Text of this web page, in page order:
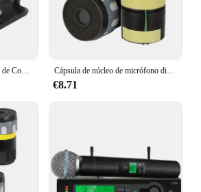
The beta58 is not just a
statement of commitment to
a testament to the enduring
2 uds micrófono interruptor de Control inalámbrico cubierta de bisel Shell para PGX2 SLX2 BETA58 SM58 PG58 transmisor de mano, PGX2 Cápsula de núcleo de micrófono dinámico para BETA58, reemplazo de cápsula de micrófono inalámbrico, 2 piezas
€8.71